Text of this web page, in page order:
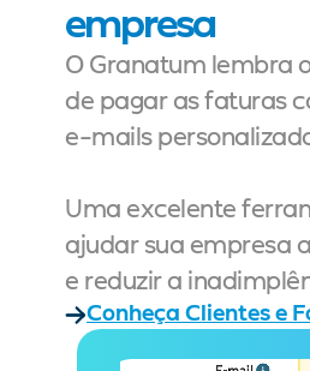
empresa
O Granatum lembra
de pagar as faturas
e-mails
Uma excelente
ajudar sua empresa
e reduzir a
Conheça Clientes e